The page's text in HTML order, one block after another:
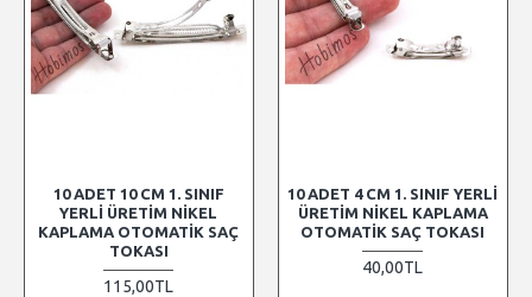
10 ADET 10 CM 1. SINIF
YERLI ÜRETIM NIKEL
KAPLAMA OTOMATIK SAÇ
TOKASI
115,00TL
10 ADET 4 CM 1. SINIF YERLI
ÜRETIM NIKEL KAPLAMA
OTOMATIK SAÇ TOKASI
40,00TL